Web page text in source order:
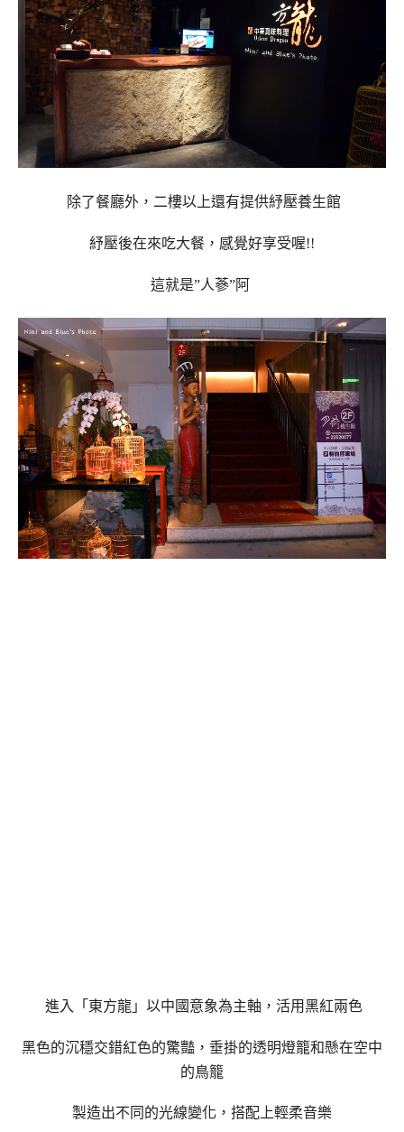
除了餐廳外，二樓以上還有提供紓壓養生館
紓壓後在來吃大餐，感覺好享受喔!!
這就是”人蔘”阿
進入「東方龍」以中國意象為主軸，活用黑紅兩色
黑色的沉穩交錯紅色的驚豔，垂掛的透明燈籠和懸在空中
的鳥籠
製造出不同的光線變化，搭配上輕柔音樂